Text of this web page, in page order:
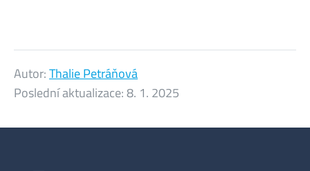
Autor:Thalie Petráňová
Poslední aktualizace:8. 1. 2025